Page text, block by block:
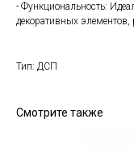
- Функциональность:
декоративных
Тип: ДСП
Смотрите также